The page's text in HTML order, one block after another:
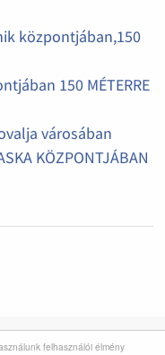
felhasználói élmény
központjában,150
150 MÉTERRE
városában
KÖZPONTJÁBAN